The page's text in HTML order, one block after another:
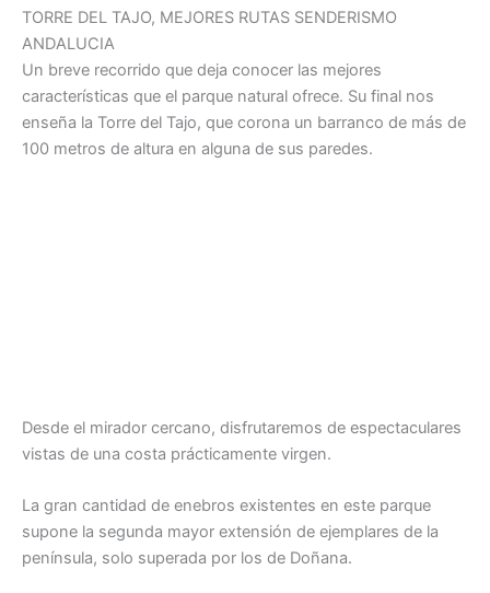
TORRE DEL TAJO, MEJORES RUTAS SENDERISMO
ANDALUCIA
Un breve recorrido que deja conocer las mejores
características que el parque natural ofrece. Su final nos
enseña la Torre del Tajo, que corona un barranco de más de
100 metros de altura en alguna de sus paredes.
Desde el mirador cercano, disfrutaremos de espectaculares
vistas de una costa prácticamente virgen.
La gran cantidad de enebros existentes en este parque
supone la segunda mayor extensión de ejemplares de la
península, solo superada por los de Doñana.